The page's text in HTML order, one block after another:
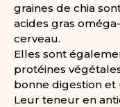
graines de chia
acides gras
cerveau.
Elles sont
protéines
bonne digestion
Leur teneur en